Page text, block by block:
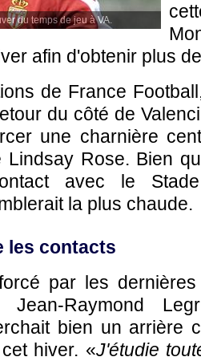
du temps de jeu à VA.
afin d'obtenir plus
de France
du côté de
une charnière
Lindsay Rose. Bien
avec le
la plus chaude.
les contacts
par les
Jean-Raymond
bien un arrière
hiver. «J'étudie